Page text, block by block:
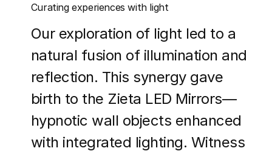
Curating experiences with light
Our exploration of light led to a
natural fusion of illumination and
reflection. This synergy gave
birth to the Zieta LED Mirrors—
hypnotic wall objects enhanced
with integrated lighting. Witness